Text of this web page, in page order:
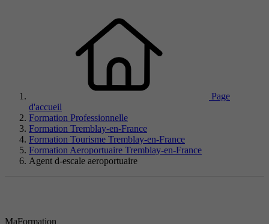
Page
d'accueil
Formation Professionnelle
Formation Tremblay-en-France
Formation Tourisme Tremblay-en-France
Formation Aeroportuaire Tremblay-en-France
Agent d-escale aeroportuaire
MaFormation